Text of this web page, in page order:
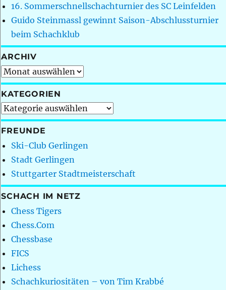
16. Sommerschnellschachturnier des SC Leinfelden
Guido Steinmassl gewinnt Saison-Abschlussturnier
beim Schachklub
ARCHIV
Archiv
KATEGORIEN
Kategorien
FREUNDE
Ski-Club Gerlingen
Stadt Gerlingen
Stuttgarter Stadtmeisterschaft
SCHACH IM NETZ
Chess Tigers
Chess.Com
Chessbase
FICS
Lichess
Schachkuriositäten – von Tim Krabbé